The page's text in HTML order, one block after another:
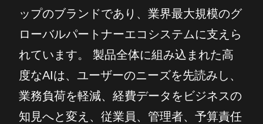
ップのブランドであり、業界最大規模のグ
ローバルパートナーエコシステムに支えら
れています。 製品全体に組み込まれた高
度なAIは、ユーザーのニーズを先読みし、
業務負荷を軽減、経費データをビジネスの
知見へと変え、従業員、管理者、予算責任